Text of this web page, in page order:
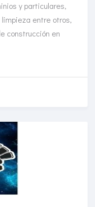
y particulares,
entre otros,
construcción en